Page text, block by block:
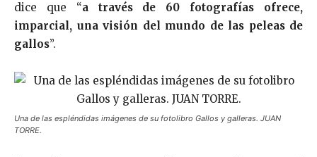
dice que “a través de 60 fotografías ofrece,
imparcial, una visión del mundo de las peleas de
gallos”.
Una de las espléndidas imágenes de su fotolibro Gallos y galleras. JUAN
TORRE.